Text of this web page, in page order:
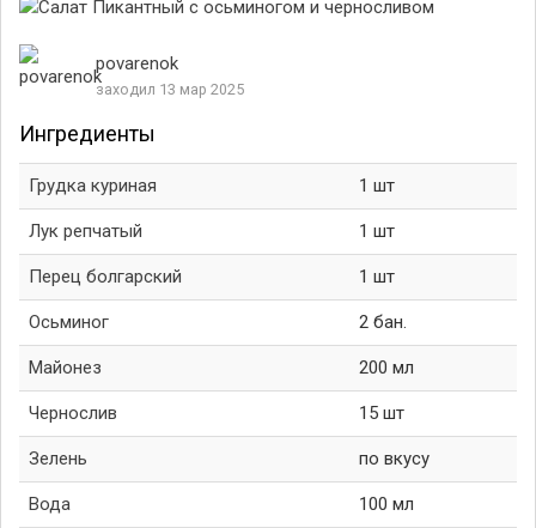
povarenok
заходил 13 мар 2025
Ингредиенты
Грудка куриная 1 шт
Лук репчатый 1 шт
Перец болгарский 1 шт
Осьминог 2 бан.
Майонез 200 мл
Чернослив 15 шт
Зелень по вкусу
Вода 100 мл